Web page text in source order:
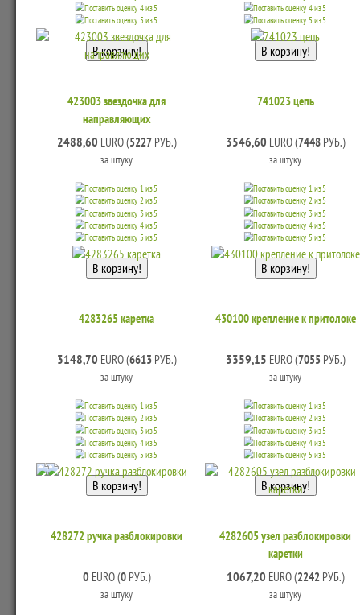
423003 звездочка для
направляющих
2488,60 EURO (5227РУБ.)
за штуку
741023 цепь
3546,60 EURO (7448РУБ.)
за штуку
4283265 каретка
3148,70 EURO (6613РУБ.)
за штуку
430100 крепление к притолоке
3359,15 EURO (7055РУБ.)
за штуку
428272 ручка разблокировки
0 EURO (0РУБ.)
за штуку
4282605 узел разблокировки
каретки
1067,20 EURO (2242РУБ.)
за штуку